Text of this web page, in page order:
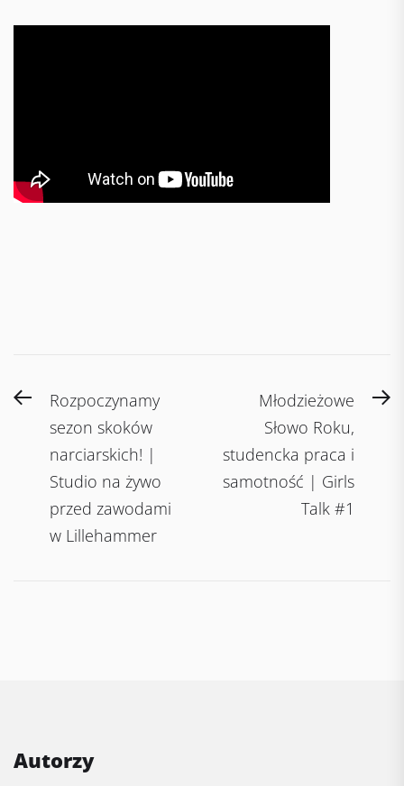
Post
navigation
PreviousRozpoczynamy
sezon skoków
narciarskich! |
Studio na żywo
przed zawodami
w Lillehammer
Młodzieżowe
Słowo Roku,
studencka praca i
samotność | Girls
Talk #1
Autorzy